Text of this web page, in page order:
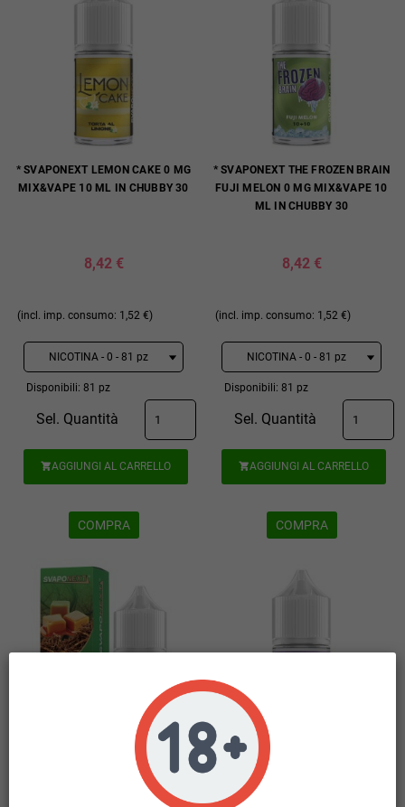
* SVAPONEXT LEMON CAKE 0 MG
MIX&VAPE 10 ML IN CHUBBY 30
8,42 €
(incl. imp. consumo: 1,52 €)
Disponibili: 81 pz
Sel. Quantità
AGGIUNGI AL CARRELLO
COMPRA
* SVAPONEXT THE FROZEN BRAIN
FUJI MELON 0 MG MIX&VAPE 10
ML IN CHUBBY 30
8,42 €
(incl. imp. consumo: 1,52 €)
Disponibili: 81 pz
Sel. Quantità
AGGIUNGI AL CARRELLO
COMPRA
* SVAPONEXT RY4 DOUBLE 0 MG
MIX&VAPE 10 ML IN CHUBBY 30
* SVAPONEXT THE FROZEN BRAIN
GRAPE 0 MG MIX&VAPE 10 ML IN